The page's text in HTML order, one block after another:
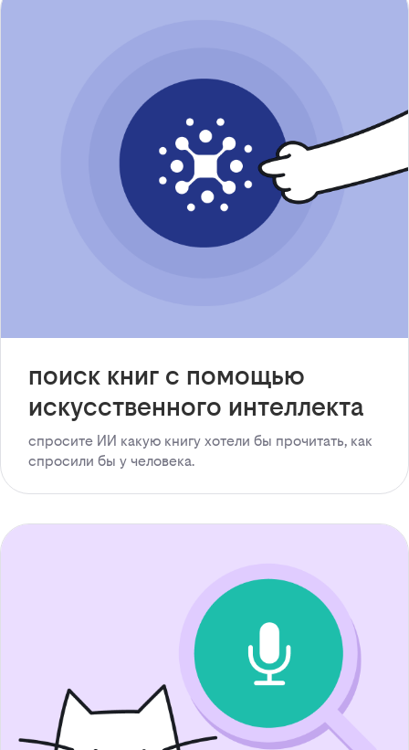
поиск книг с помощью
искусственного интеллекта
спросите ИИ какую книгу хотели бы прочитать, как
спросили бы у человека.